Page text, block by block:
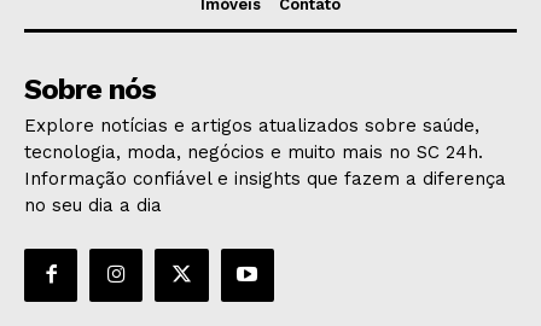
Imóveis
Contato
Sobre nós
Explore notícias e artigos atualizados sobre saúde,
tecnologia, moda, negócios e muito mais no SC 24h.
Informação confiável e insights que fazem a diferença
no seu dia a dia